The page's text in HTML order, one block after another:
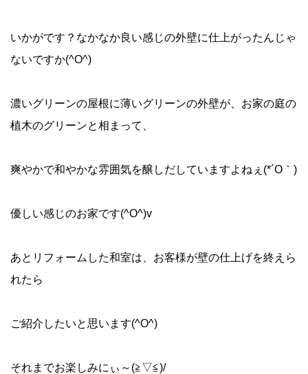
いかがです？なかなか良い感じの外壁に仕上がったんじゃ
ないですか(^O^)
濃いグリーンの屋根に薄いグリーンの外壁が、お家の庭の
植木のグリーンと相まって、
爽やかで和やかな雰囲気を醸しだしていますよねぇ(*´O｀)
優しい感じのお家です(^O^)v
あとリフォームした和室は、お客様が壁の仕上げを終えら
れたら
ご紹介したいと思います(^O^)
それまでお楽しみにぃ～(≧▽≦)/